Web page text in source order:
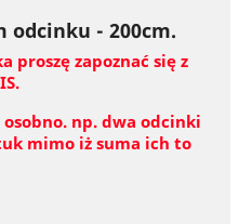
odcinku - 200cm.
proszę zapoznać się z
np. dwa odcinki
mimo iż suma ich to